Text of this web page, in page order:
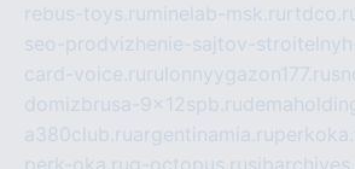
rebus-toys.ru minelab-msk.ru
seo-prodvizhenie-sajtov-
card-voice.ru rulonnyygazon177.ru
domizbrusa-9x12spb.ru
a380club.ruargentinamia.ru